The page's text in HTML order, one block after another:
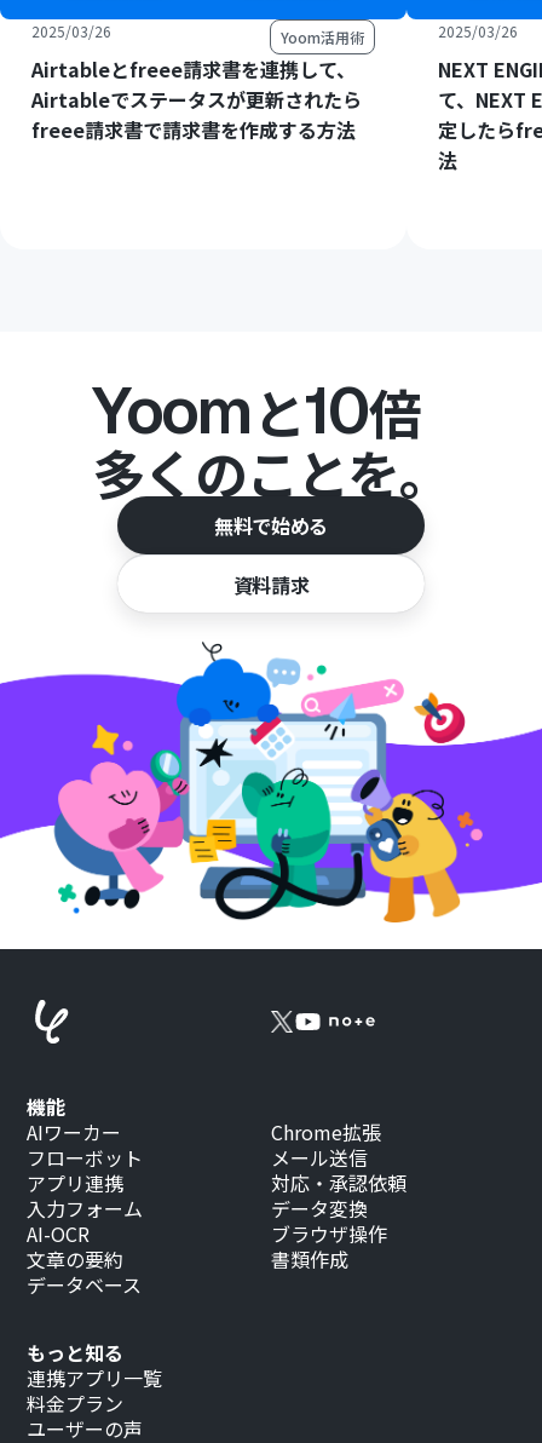
2025/03/26 Yoom活用術
Airtableとfreee請求書を連携して、
Airtableでステータスが更新されたら
freee請求書で請求書を作成する方法
2025/03/26
NEXT
て、NEXT
定したら
法
Yoomと10倍
多くのことを。
無料で始める
資料請求
もっと知る
連携アプリ一覧
料金プラン
ユーザーの声
機能
AIワーカー
フローボット
アプリ連携
入力フォーム
AI-OCR
文章の要約
データベース
Chrome拡張
メール送信
対応・承認依頼
データ変換
ブラウザ操作
書類作成